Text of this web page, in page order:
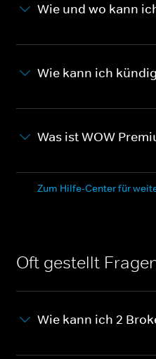
Wie und wo kann
Wie kann ich
Was ist WOW
Zum Hilfe-Center für
Oft gestellt
Wie kann ich 2